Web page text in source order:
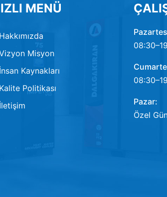
MENÜ
Hakkımızda
Misyon
İnsan Kaynakları
Kalite Politikası
İletişim
Pazar:
Özel